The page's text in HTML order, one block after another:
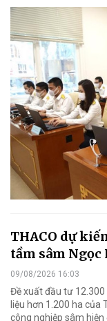
THACO dự
tầm sâm Ngọc
09/08/2026 16:03
Đề xuất đầu tư
liệu hơn 1.200 ha của
công nghiệp sâm